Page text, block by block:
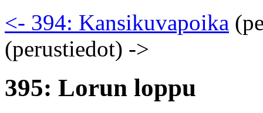
<- 394: Kansikuvapoika
(perustiedot) ->
395: Lorun loppu